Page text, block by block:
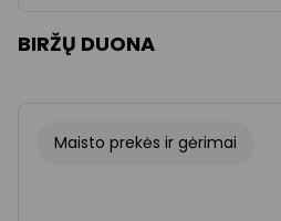
BIRŽŲ DUONA
Maisto prekės ir gėrimai